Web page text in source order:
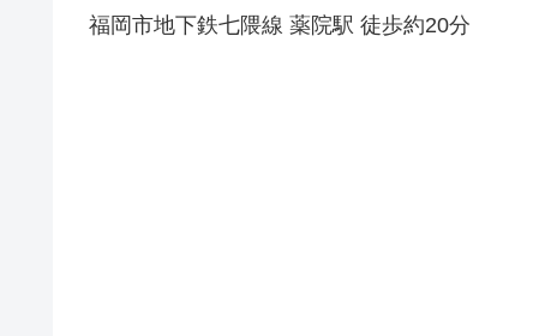
福岡市地下鉄七隈線 薬院駅 徒歩約20分